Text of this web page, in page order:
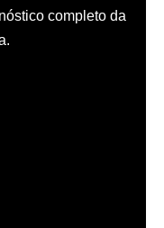
completo da